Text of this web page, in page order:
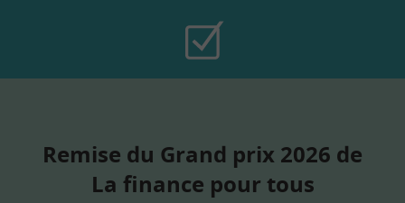
Remise du Grand prix 2026 de
La finance pour tous